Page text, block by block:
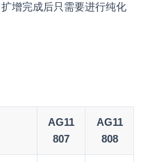
增完成后只需要进行纯化
AG11
807
AG11
808